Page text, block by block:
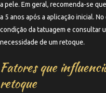
a pele. Em geral, recomenda-se
a 5 anos após a aplicação inicial.
condição da tatuagem e consultar
necessidade de um retoque.
Fatores que
retoque